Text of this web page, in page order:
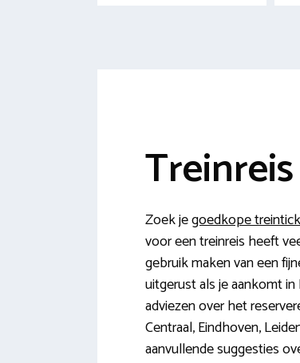
Zoek jegoedkope
voor een treinreis heeft
gebruik maken van een
uitgerust als je aankomt
adviezen over het
Centraal, Eindhoven,
aanvullende suggesties